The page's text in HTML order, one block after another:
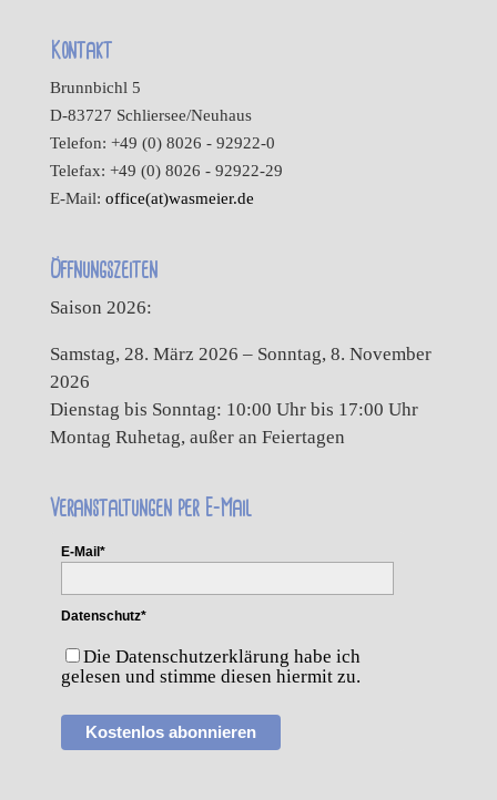
Kontakt
Brunnbichl 5
D-83727 Schliersee/Neuhaus
Telefon: +49 (0) 8026 - 92922-0
Telefax: +49 (0) 8026 - 92922-29
E-Mail: office(at)wasmeier.de
Öffnungszeiten
Saison 2026:
Samstag, 28. März 2026 – Sonntag, 8. November
2026
Dienstag bis Sonntag: 10:00 Uhr bis 17:00 Uhr
Montag Ruhetag, außer an Feiertagen
Veranstaltungen per E-Mail
E-Mail*
Datenschutz*
Die Datenschutzerklärung habe ich
gelesen und stimme diesen hiermit zu.
Kostenlos abonnieren